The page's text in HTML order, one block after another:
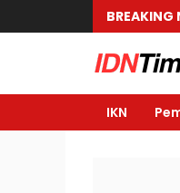
BREAKING
IKN